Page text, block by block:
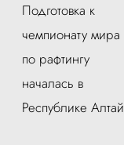
Подготовка к
чемпионату мира
по рафтингу
началась в
Республике Алтай